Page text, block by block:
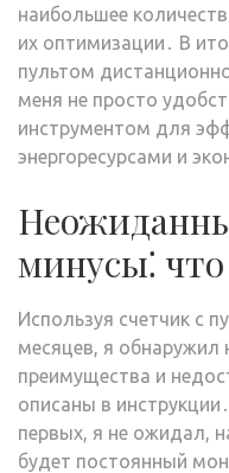
наибольшее
их оптимизации․ В
пультом
меня не просто
инструментом для
энергоресурсами и
минусы⁚
Используя счетчик с
месяцев, я
преимущества и
описаны в
первых, я не ожидал,
будет постоянный